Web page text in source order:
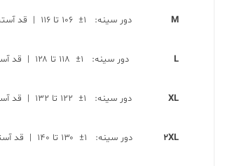
M دور سینه: ۱± ۱۰۶ تا ۱۱۶ | قد آستین: ۱± ۷۲ | قد: ۱± ۶۳
L دور سینه: ۱± ۱۱۸ تا ۱۲۸ | قد آستین: ۱± ۷۲ | قد: ۱± ۶۵
XL دور سینه: ۱± ۱۲۲ تا ۱۳۲ | قد آستین: ۱± ۷۲ | قد: ۱± ۶۵
2XL دور سینه: ۱± ۱۳۰ تا ۱۴۰ | قد آستین: ۱± ۷۳ | قد: ۱± ۶۹